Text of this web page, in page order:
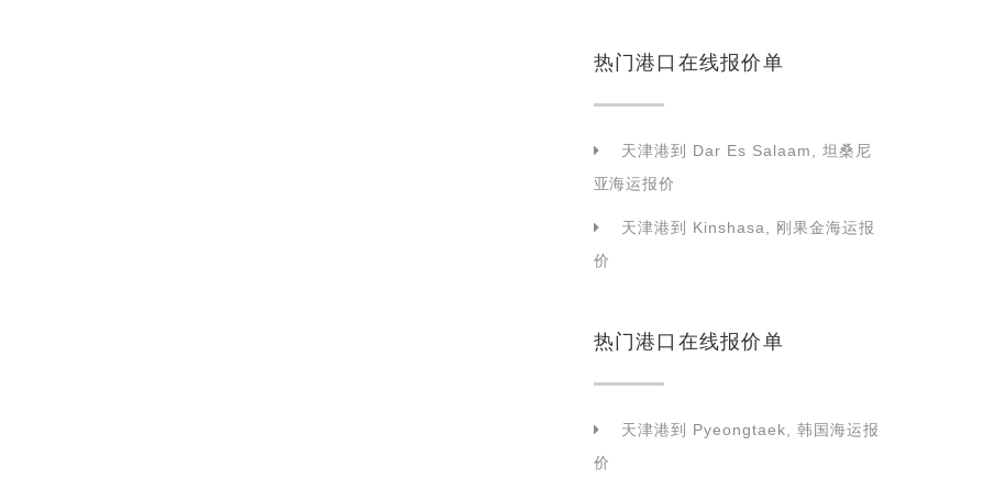
热门港口在线报价单
天津港到 Dar Es Salaam, 坦桑尼
亚海运报价
天津港到 Kinshasa, 刚果金海运报
价
热门港口在线报价单
天津港到 Pyeongtaek, 韩国海运报
价